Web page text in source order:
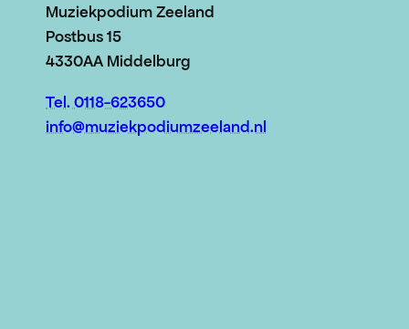
Muziekpodium Zeeland
Postbus 15
4330AA Middelburg
Tel. 0118-623650
info@muziekpodiumzeeland.nl